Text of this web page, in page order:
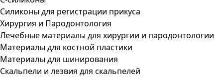
Силиконы для регистрации прикуса
Хирургия и Пародонтология
Лечебные материалы для хирургии и пародонтологии
Материалы для костной пластики
Материалы для шинирования
Скальпели и лезвия для скальпелей